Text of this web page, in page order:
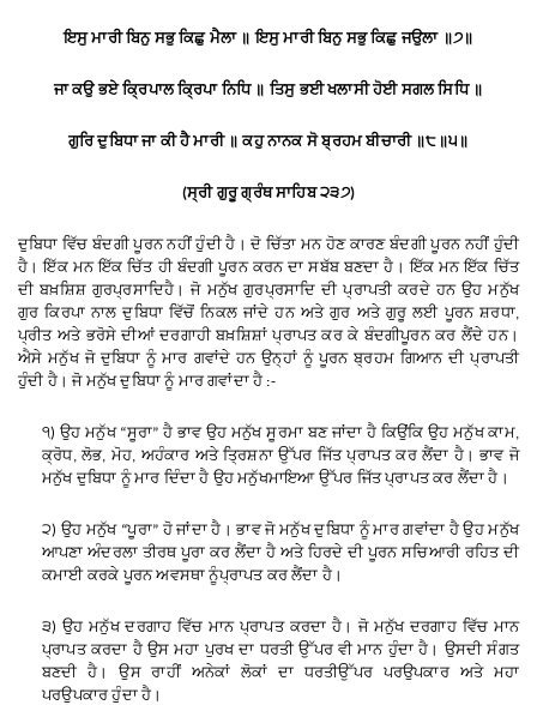
ਇਸੁ ਮਾਰੀ ਬਿਨੁ ਸਭੁ ਕਿਛੁ ਮੈਲਾ ॥ ਇਸੁ ਮਾਰੀ ਬਿਨੁ ਸਭੁ ਕਿਛੁ ਜਉਲਾ ॥੭ ॥
ਜਾ ਕਉ ਭਏ ਕ੍ਰਿਪਾਲ ਕ੍ਰਿਪਾ ਨਿਧਿ ॥ ਤਿਸੁ ਭਈ ਖਲਾਸੀ ਹੋਈ ਸਗਲ ਸਿਧਿ ॥
ਗੁਰਿ ਦੁਬਿਧਾ ਜਾ ਕੀ ਹੈ ਮਾਰੀ ॥ ਕਹੁ ਨਾਨਕ ਸੋ ਬ੍ਰਹਮ ਬੀਚਾਰੀ ॥੮ ॥੫ ॥
(ਸ੍ਰੀ ਗੁਰੂ ਗ੍ਰੰਥ ਸਾਹਿਬ ੨੩੭)
ਦੁਬਿਧਾ ਵਿੱਚ ਬੰਦਗੀ ਪੂਰਨ ਨਹੀਂ ਹੁੰਦੀ ਹੈ । ਦੋ ਚਿੱਤਾ ਮਨ ਹੋਣ ਕਾਰਣ ਬੰਦਗੀ ਪੂਰਨ ਨਹੀਂ ਹੁੰਦੀ
ਹੈ । ਇੱਕ ਮਨ ਇੱਕ ਚਿੱਤ ਹੀ ਬੰਦਗੀ ਪੂਰਨ ਕਰਨ ਦਾ ਸਬੱਬ ਬਣਦਾ ਹੈ । ਇੱਕ ਮਨ ਇੱਕ ਚਿੱਤ
ਦੀ ਬਖ਼ਸ਼ਿਸ਼ ਗੁਰਪ੍ਰਸਾਦਿਹੈ । ਜੋ ਮਨੁੱਖ ਗੁਰਪ੍ਰਸਾਦਿ ਦੀ ਪ੍ਰਾਪਤੀ ਕਰਦੇ ਹਨ ਉਹ ਮਨੁੱਖ
ਗੁਰ ਕਿਰਪਾ ਨਾਲ ਦੁਬਿਧਾ ਵਿੱਚੋਂ ਨਿਕਲ ਜਾਂਦੇ ਹਨ ਅਤੇ ਗੁਰ ਅਤੇ ਗੁਰੂ ਲਈ ਪੂਰਨ ਸ਼ਰਧਾ,
ਪ੍ਰੀਤ ਅਤੇ ਭਰੋਸੇ ਦੀਆਂ ਦਰਗਾਹੀ ਬਖ਼ਸ਼ਿਸ਼ਾਂ ਪ੍ਰਾਪਤ ਕਰ ਕੇ ਬੰਦਗੀਪੂਰਨ ਕਰ ਲੈਂਦੇ ਹਨ।
ਐਸੇ ਮਨੁੱਖ ਜੋ ਦੁਬਿਧਾ ਨੂੰ ਮਾਰ ਗਵਾਂਦੇ ਹਨ ਉਨ੍ਹਾਂ ਨੂੰ ਪੂਰਨ ਬ੍ਰਹਮ ਗਿਆਨ ਦੀ ਪ੍ਰਾਪਤੀ
ਹੁੰਦੀ ਹੈ। ਜੋ ਮਨੁੱਖ ਦੁਬਿਧਾ ਨੂੰ ਮਾਰ ਗਵਾਂਦਾ ਹੈ :-
੧)ਉਹ ਮਨੁੱਖ“ਸੂਰਾ” ਹੈ ਭਾਵ ਉਹ ਮਨੁੱਖ ਸੂਰਮਾ ਬਣ ਜਾਂਦਾ ਹੈ ਕਿਉਂਕਿ ਉਹ ਮਨੁੱਖ ਕਾਮ,
ਕ੍ਰੋਧ, ਲੋਭ, ਮੋਹ, ਅਹੰਕਾਰ ਅਤੇ ਤ੍ਰਿਸ਼ਨਾ ਉੱਪਰ ਜਿੱਤ ਪ੍ਰਾਪਤ ਕਰ ਲੈਂਦਾ ਹੈ। ਭਾਵ ਜੋ
ਮਨੁੱਖ ਦੁਬਿਧਾ ਨੂੰ ਮਾਰ ਦਿੰਦਾ ਹੈ ਉਹ ਮਨੁੱਖਮਾਇਆ ਉੱਪਰ ਜਿੱਤ ਪ੍ਰਾਪਤ ਕਰ ਲੈਂਦਾ ਹੈ ।
੨) ਉਹ ਮਨੁੱਖ“ਪੂਰਾ” ਹੋ ਜਾਂਦਾ ਹੈ । ਭਾਵ ਜੋ ਮਨੁੱਖ ਦੁਬਿਧਾ ਨੂੰ ਮਾਰ ਗਵਾਂਦਾ ਹੈ ਉਹ ਮਨੁੱਖ
ਆਪਣਾ ਅੰਦਰਲਾ ਤੀਰਥ ਪੂਰਾ ਕਰ ਲੈਂਦਾ ਹੈ ਅਤੇ ਹਿਰਦੇ ਦੀ ਪੂਰਨ ਸਚਿਆਰੀ ਰਹਿਤ ਦੀ
ਕਮਾਈ ਕਰਕੇ ਪੂਰਨ ਅਵਸਥਾ ਨੂੰਪ੍ਰਾਪਤ ਕਰ ਲੈਂਦਾ ਹੈ ।
੩)ਉਹ ਮਨੁੱਖ ਦਰਗਾਹ ਵਿੱਚ ਮਾਨ ਪ੍ਰਾਪਤ ਕਰਦਾ ਹੈ । ਜੋ ਮਨੁੱਖ ਦਰਗਾਹ ਵਿੱਚ ਮਾਨ
ਪ੍ਰਾਪਤ ਕਰਦਾ ਹੈ ਉਸ ਮਹਾ ਪੁਰਖ ਦਾ ਧਰਤੀ ਉੱਪਰ ਵੀ ਮਾਨ ਹੁੰਦਾ ਹੈ । ਉਸਦੀ ਸੰਗਤ
ਬਣਦੀ ਹੈ । ਉਸ ਰਾਹੀਂ ਅਨੇਕਾਂ ਲੋਕਾਂ ਦਾ ਧਰਤੀਉੱਪਰ ਪਰਉਪਕਾਰ ਅਤੇ
ਮਹਾ
ਪਰਉਪਕਾਰ ਹੁੰਦਾ ਹੈ ।